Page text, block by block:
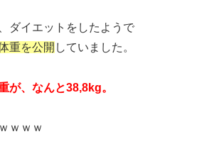
ダイエットをしたようで
重を公開 していました。
が、なんと38,8kg。
ｗｗｗ